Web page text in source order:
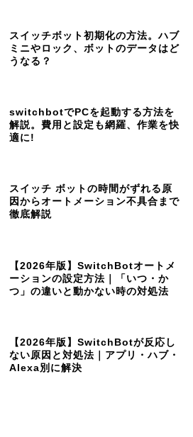
スイッチボット初期化の方法。ハブ
ミニやロック、ボットのデータはど
うなる？
switchbotでPCを起動する方法を
解説。費用と設定も網羅、作業を快
適に!
スイッチ ボットの時間がずれる原
因からオートメーション不具合まで
徹底解説
【2026年版】SwitchBotオートメ
ーションの設定方法｜「いつ・か
つ」の違いと動かない時の対処法
【2026年版】SwitchBotが反応し
ない原因と対処法｜アプリ・ハブ・
Alexa別に解決